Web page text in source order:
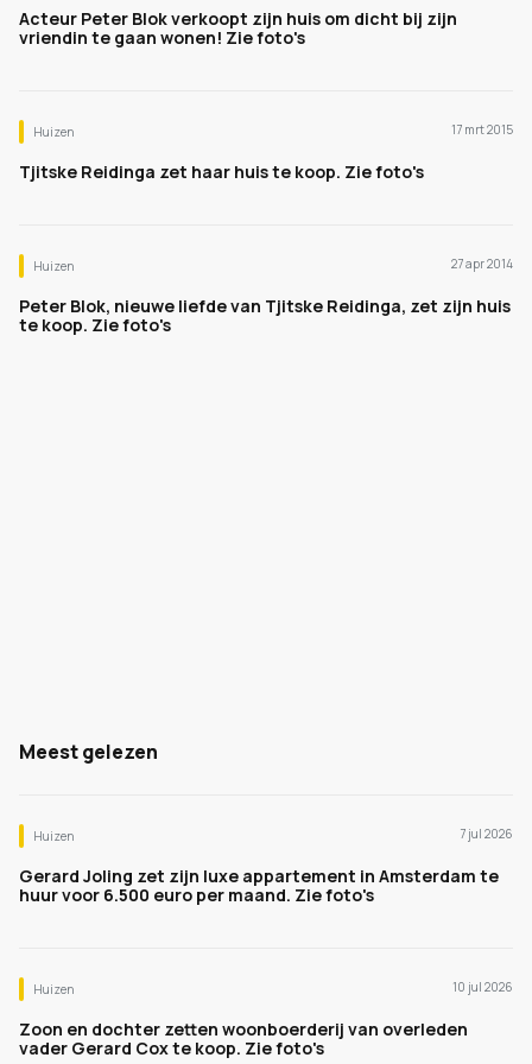
Acteur Peter Blok verkoopt zijn huis om dicht bij zijn
vriendin te gaan wonen! Zie foto's
Huizen 17 mrt 2015
Tjitske Reidinga zet haar huis te koop. Zie foto's
Huizen 27 apr 2014
Peter Blok, nieuwe liefde van Tjitske Reidinga, zet zijn huis
te koop. Zie foto's
Meest gelezen
Huizen 7 jul 2026
Gerard Joling zet zijn luxe appartement in Amsterdam te
huur voor 6.500 euro per maand. Zie foto's
Huizen 10 jul 2026
Zoon en dochter zetten woonboerderij van overleden
vader Gerard Cox te koop. Zie foto's